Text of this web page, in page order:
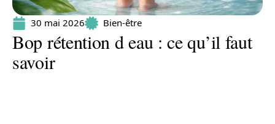
30 mai 2026 Bien-être
Bop rétention d eau : ce qu’il faut
savoir